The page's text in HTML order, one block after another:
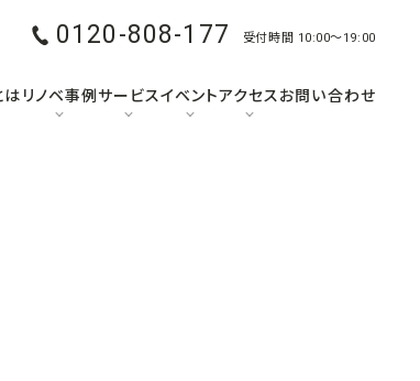
0120-808-177 受付時間 10:00〜19:00
は リノベ事例サービスイベントアクセス お問い合わせ